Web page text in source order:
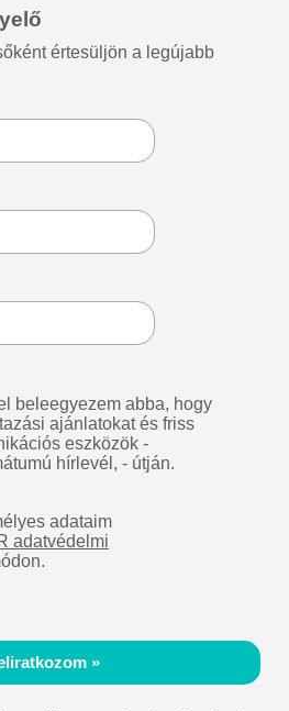
értesüljön a legújabb
beleegyezem abba, hogy
ajánlatokat és friss
eszközök -
hírlevél, - útján.
adataim
adatvédelmi
»